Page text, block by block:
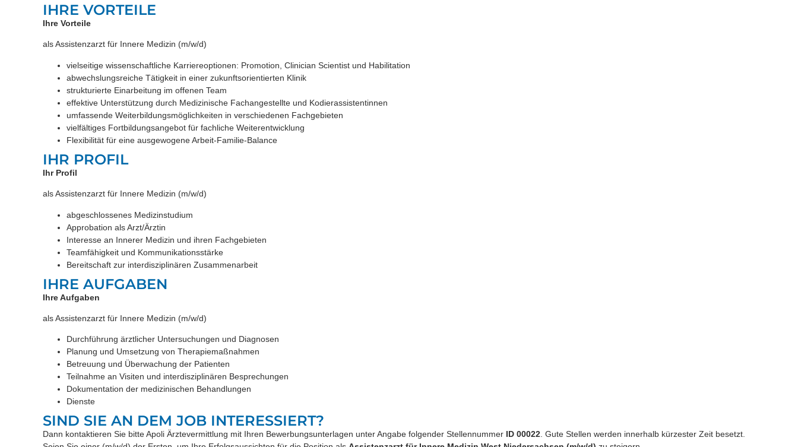
IHRE VORTEILE
Ihre Vorteile
als Assistenzarzt für Innere Medizin (m/w/d)
vielseitige wissenschaftliche Karriereoptionen: Promotion, Clinician Scientist und Habilitation
abwechslungsreiche Tätigkeit in einer zukunftsorientierten Klinik
strukturierte Einarbeitung im offenen Team
effektive Unterstützung durch Medizinische Fachangestellte und Kodierassistentinnen
umfassende Weiterbildungsmöglichkeiten in verschiedenen Fachgebieten
vielfältiges Fortbildungsangebot für fachliche Weiterentwicklung
Flexibilität für eine ausgewogene Arbeit-Familie-Balance
IHR PROFIL
Ihr Profil
als Assistenzarzt für Innere Medizin (m/w/d)
abgeschlossenes Medizinstudium
Approbation als Arzt/Ärztin
Interesse an Innerer Medizin und ihren Fachgebieten
Teamfähigkeit und Kommunikationsstärke
Bereitschaft zur interdisziplinären Zusammenarbeit
IHRE AUFGABEN
Ihre Aufgaben
als Assistenzarzt für Innere Medizin (m/w/d)
Durchführung ärztlicher Untersuchungen und Diagnosen
Planung und Umsetzung von Therapiemaßnahmen
Betreuung und Überwachung der Patienten
Teilnahme an Visiten und interdisziplinären Besprechungen
Dokumentation der medizinischen Behandlungen
Dienste
SIND SIE AN DEM JOB INTERESSIERT?
Dann kontaktieren Sie bitte Apoli Ärztevermittlung mit Ihren Bewerbungsunterlagen unter Angabe folgender Stellennummer ID 00022. Gute Stellen werden innerhalb kürzester Zeit besetzt.